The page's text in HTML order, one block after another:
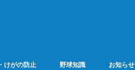
けがの防止 野球知識 お知らせ